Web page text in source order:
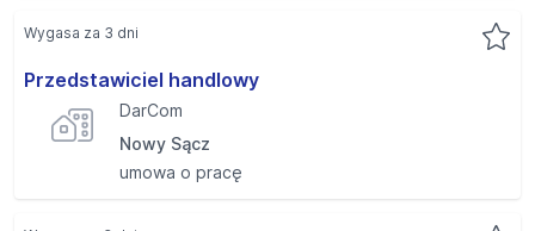
Przedstawiciel handlowy
DarCom
Nowy Sącz
umowa o pracę
Wygasa za 3 dni